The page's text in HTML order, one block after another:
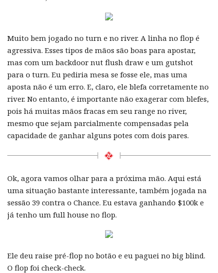
Muito bem jogado no turn e no river. A linha no flop é
agressiva. Esses tipos de mãos são boas para apostar,
mas com um backdoor nut flush draw e um gutshot
para o turn. Eu pediria mesa se fosse ele, mas uma
aposta não é um erro. E, claro, ele blefa corretamente no
river. No entanto, é importante não exagerar com blefes,
pois há muitas mãos fracas em seu range no river,
mesmo que sejam parcialmente compensadas pela
capacidade de ganhar alguns potes com dois pares.
Ok, agora vamos olhar para a próxima mão. Aqui está
uma situação bastante interessante, também jogada na
sessão 39 contra o Chance. Eu estava ganhando $100k e
já tenho um full house no flop.
Ele deu raise pré-flop no botão e eu paguei no big blind.
O flop foi check-check.